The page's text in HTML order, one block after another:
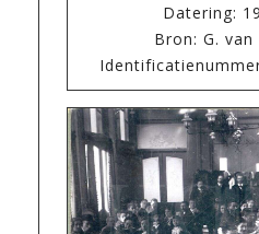
Datering:
Bron: G. van